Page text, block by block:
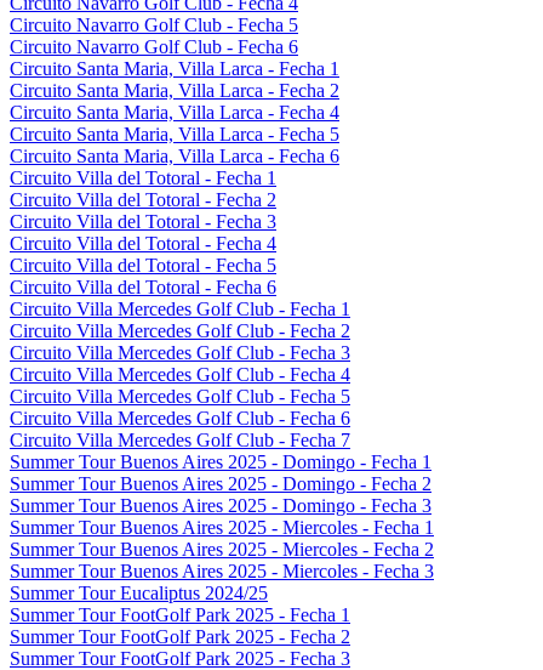
Circuito Navarro Golf Club - Fecha 5
Circuito Navarro Golf Club - Fecha 6
Circuito Santa Maria, Villa Larca - Fecha 1
Circuito Santa Maria, Villa Larca - Fecha 2
Circuito Santa Maria, Villa Larca - Fecha 4
Circuito Santa Maria, Villa Larca - Fecha 5
Circuito Santa Maria, Villa Larca - Fecha 6
Circuito Villa del Totoral - Fecha 1
Circuito Villa del Totoral - Fecha 2
Circuito Villa del Totoral - Fecha 3
Circuito Villa del Totoral - Fecha 4
Circuito Villa del Totoral - Fecha 5
Circuito Villa del Totoral - Fecha 6
Circuito Villa Mercedes Golf Club - Fecha 1
Circuito Villa Mercedes Golf Club - Fecha 2
Circuito Villa Mercedes Golf Club - Fecha 3
Circuito Villa Mercedes Golf Club - Fecha 4
Circuito Villa Mercedes Golf Club - Fecha 5
Circuito Villa Mercedes Golf Club - Fecha 6
Circuito Villa Mercedes Golf Club - Fecha 7
Summer Tour Buenos Aires 2025 - Domingo - Fecha 1
Summer Tour Buenos Aires 2025 - Domingo - Fecha 2
Summer Tour Buenos Aires 2025 - Domingo - Fecha 3
Summer Tour Buenos Aires 2025 - Miercoles - Fecha 1
Summer Tour Buenos Aires 2025 - Miercoles - Fecha 2
Summer Tour Buenos Aires 2025 - Miercoles - Fecha 3
Summer Tour Eucaliptus 2024/25
Summer Tour FootGolf Park 2025 - Fecha 1
Summer Tour FootGolf Park 2025 - Fecha 2
Summer Tour FootGolf Park 2025 - Fecha 3